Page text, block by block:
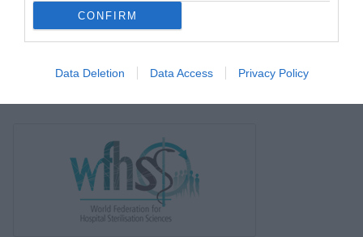
CONFIRM
Data Deletion Data Access Privacy Policy